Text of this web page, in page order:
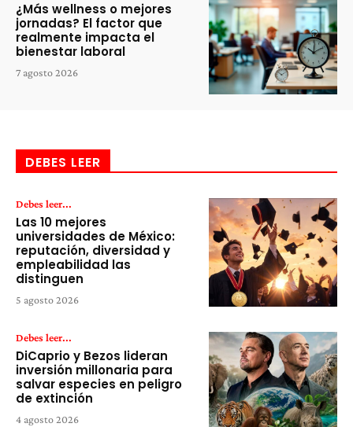
¿Más wellness o mejores
jornadas? El factor que
realmente impacta el
bienestar laboral
7 agosto 2026
DEBES LEER
Debes leer...
Las 10 mejores
universidades de México:
reputación, diversidad y
empleabilidad las
distinguen
5 agosto 2026
Debes leer...
DiCaprio y Bezos lideran
inversión millonaria para
salvar especies en peligro
de extinción
4 agosto 2026